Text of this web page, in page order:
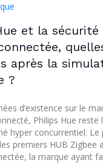
et la sécurité
après la
?
d’existence sur le
Philips Hue reste
hyper concurrentiel. Le
premiers HUB Zigbee
la marque ayant